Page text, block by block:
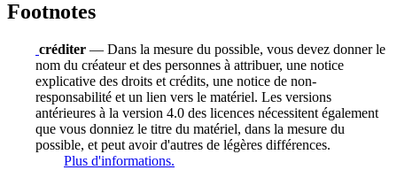
Footnotes
créditer — Dans la mesure du possible, vous devez donner le
nom du créateur et des personnes à attribuer, une notice
explicative des droits et crédits, une notice de non-
responsabilité et un lien vers le matériel. Les versions
antérieures à la version 4.0 des licences nécessitent également
que vous donniez le titre du matériel, dans la mesure du
possible, et peut avoir d'autres de légères différences.
Plus d'informations.